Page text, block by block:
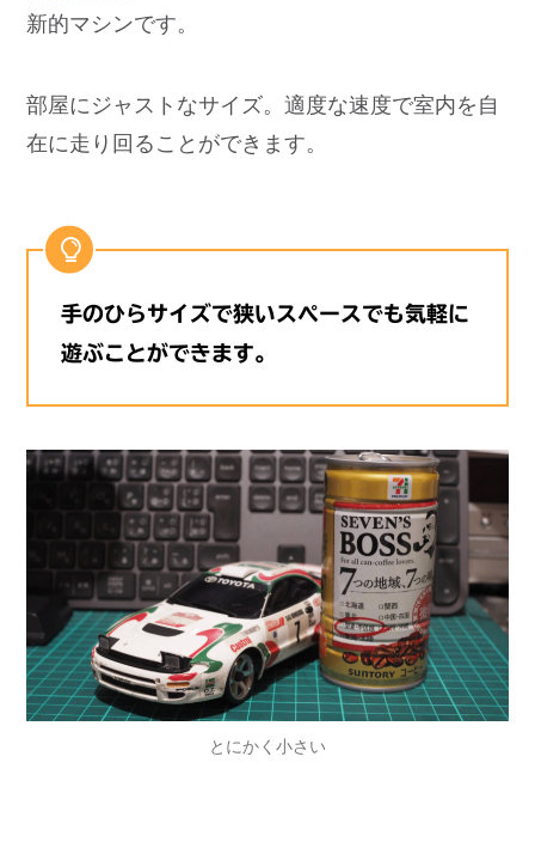
新的マシンです。
部屋にジャストなサイズ。適度な速度で室内を自
在に走り回ることができます。
手のひらサイズで狭いスペースでも気軽に
遊ぶことができます。
とにかく小さい